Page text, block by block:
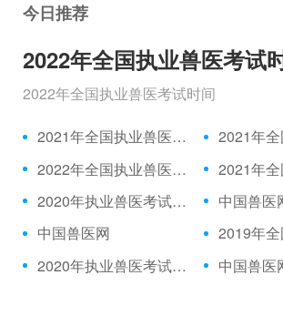
今日推荐
2022年全国执业兽医考试
2022年全国执业兽医考试时间
2021年全国执业兽医资格考试成绩公布时间、合格分数线
2022年全国执业兽医考试时间
2020年执业兽医考试题目|2021年执业兽医中国兽医网官网
中国兽医
中国兽医网
2020年执业兽医考试推迟|执业兽医考试网